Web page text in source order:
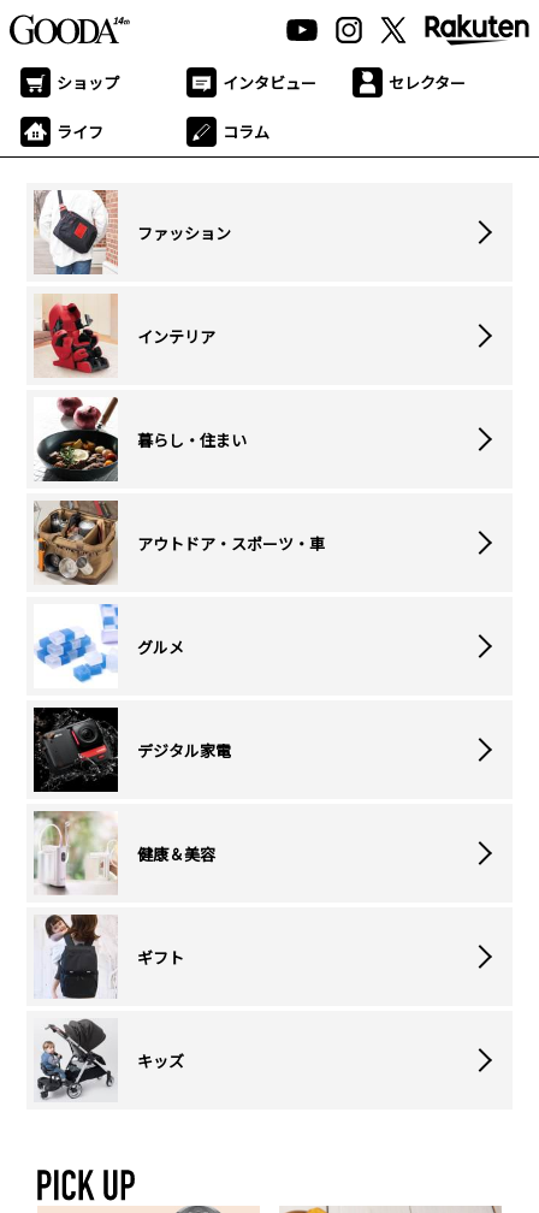
ショップ インタビュー セレクター
ライフ コラム
ファッション
インテリア
暮らし・住まい
アウトドア・スポーツ・車
グルメ
デジタル家電
健康＆美容
ギフト
キッズ